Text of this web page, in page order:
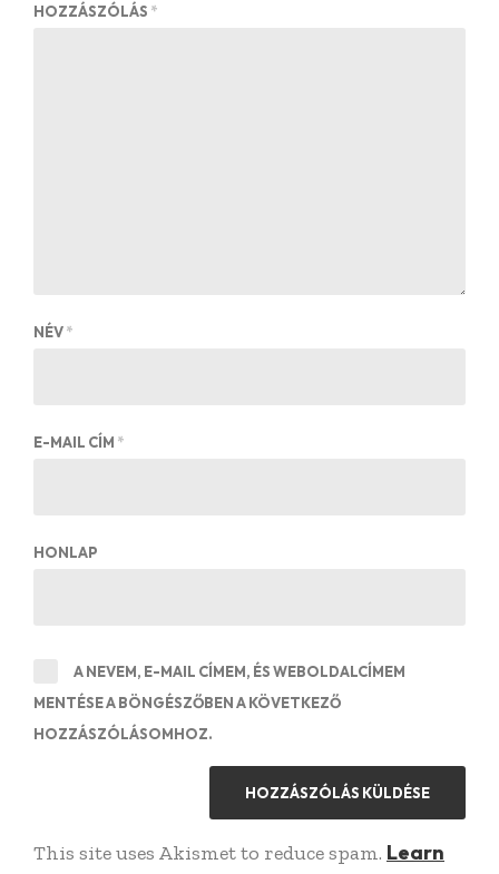
HOZZÁSZÓLÁS *
NÉV*
E-MAIL CÍM *
HONLAP
A NEVEM, E-MAIL CÍMEM, ÉS WEBOLDALCÍMEM
MENTÉSE A BÖNGÉSZŐBEN A KÖVETKEZŐ
HOZZÁSZÓLÁSOMHOZ.
This site uses Akismet to reduce spam. Learn